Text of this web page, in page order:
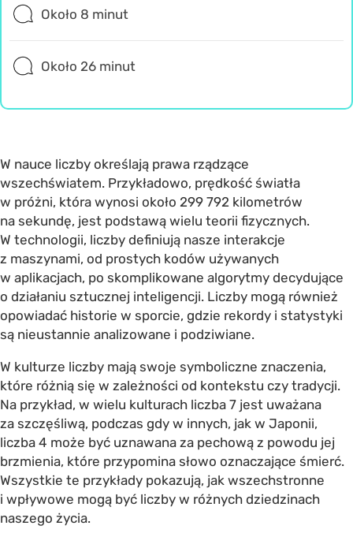
Około 8 minut
Około 26 minut
W nauce liczby określają prawa rządzące
wszechświatem. Przykładowo, prędkość światła
w próżni, która wynosi około 299 792 kilometrów
na sekundę, jest podstawą wielu teorii fizycznych.
W technologii, liczby definiują nasze interakcje
z maszynami, od prostych kodów używanych
w aplikacjach, po skomplikowane algorytmy decydujące
o działaniu sztucznej inteligencji. Liczby mogą również
opowiadać historie w sporcie, gdzie rekordy i statystyki
są nieustannie analizowane i podziwiane.
W kulturze liczby mają swoje symboliczne znaczenia,
które różnią się w zależności od kontekstu czy tradycji.
Na przykład, w wielu kulturach liczba 7 jest uważana
za szczęśliwą, podczas gdy w innych, jak w Japonii,
liczba 4 może być uznawana za pechową z powodu jej
brzmienia, które przypomina słowo oznaczające śmierć.
Wszystkie te przykłady pokazują, jak wszechstronne
i wpływowe mogą być liczby w różnych dziedzinach
naszego życia.